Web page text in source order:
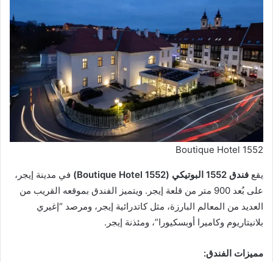
1552 Boutique Hotel
يقع فندق 1552 البوتيكي (1552 Boutique Hotel)
في مدينة إيجر،
على بُعد 900 متر من قلعة إيجر. ويتميز الفندق بموقعه القريب من
العديد من المعالم البارزة، مثل كاتدرائية إيجر، ومرصد “إغيري
بلانيتاريوم وكاميرا أوبسكيورا”، ومئذنة إيجر.
مميزات الفندق: